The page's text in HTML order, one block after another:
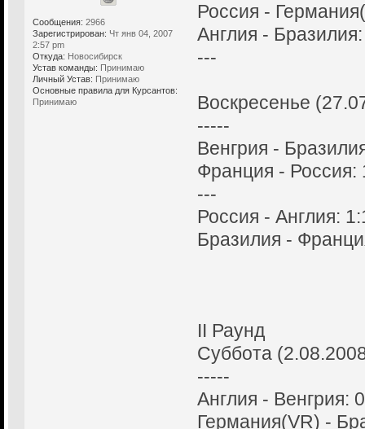
Сообщения: 2966
Зарегистрирован: Чт янв 04, 2007
2:57 pm
Откуда: Новосибирск
Устав команды: Принимаю
Личный Устав: Принимаю
Основные правила для Курсантов:
Принимаю
Россия -
Англия -
---
Воскресенье
-----
Венгрия -
Франция - Россия:
---
Россия - Англия:
Бразилия -
II Раунд
Суббота
-----
Англия - Венгрия:
Германия(VR) -